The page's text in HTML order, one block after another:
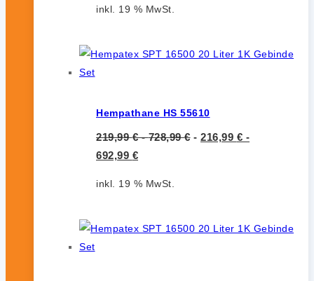
inkl. 19 % MwSt.
Hempathane HS 55610
219,99€-728,99€- 216,99 € -
692,99 €
inkl. 19 % MwSt.